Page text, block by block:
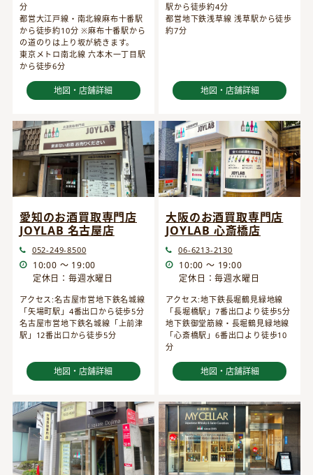
分
都営大江戸線・南北線麻布十番駅
から徒歩約10分 ※麻布十番駅から
の道のりは上り坂が続きます。
東京メトロ南北線 六本木一丁目駅
から徒歩6分
地図・店舗詳細
駅から徒歩約4分
都営地下鉄浅草線 浅草駅から徒歩
約7分
地図・店舗詳細
愛知のお酒買取専門店
JOYLAB 名古屋店
052-249-8500
10:00 ～ 19:00
定休日：毎週水曜日
アクセス:名古屋市営地下鉄名城線
「矢場町駅」4番出口から徒歩5分
名古屋市営地下鉄名城線「上前津
駅」12番出口から徒歩5分
地図・店舗詳細
大阪のお酒買取専門店
JOYLAB 心斎橋店
06-6213-2130
10:00 ～ 19:00
定休日：毎週水曜日
アクセス:地下鉄長堀鶴見緑地線
「長堀橋駅」7番出口より徒歩5分
地下鉄御堂筋線・長堀鶴見緑地線
「心斎橋駅」6番出口より徒歩10
分
地図・店舗詳細